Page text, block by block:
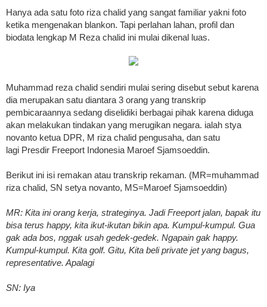
Hanya ada satu foto riza chalid yang sangat familiar yakni foto
ketika mengenakan blankon. Tapi perlahan lahan, profil dan
biodata lengkap M Reza chalid ini mulai dikenal luas.
Muhammad reza chalid sendiri mulai sering disebut sebut karena
dia merupakan satu diantara 3 orang yang transkrip
pembicaraannya sedang diselidiki berbagai pihak karena diduga
akan melakukan tindakan yang merugikan negara. ialah stya
novanto ketua DPR, M riza chalid pengusaha, dan satu
lagi Presdir Freeport Indonesia Maroef Sjamsoeddin.
Berikut ini isi remakan atau transkrip rekaman. (MR=muhammad
riza chalid, SN setya novanto, MS=Maroef Sjamsoeddin)
MR: Kita ini orang kerja, strateginya. Jadi Freeport jalan, bapak itu
bisa terus happy, kita ikut-ikutan bikin apa. Kumpul-kumpul. Gua
gak ada bos, nggak usah gedek-gedek. Ngapain gak happy.
Kumpul-kumpul. Kita golf. Gitu, Kita beli private jet yang bagus,
representative. Apalagi
SN: Iya